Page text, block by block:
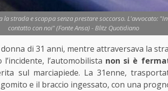
la strada e scappa senza prestare soccorso. L'avvocato:
contatto con noi" (Fonte Ansa) - Blitz Quotidiano
di 31 anni, mentre attraversava la
l’automobilista non si è
sul marciapiede. La 31enne,
e il braccio ingessato, con una